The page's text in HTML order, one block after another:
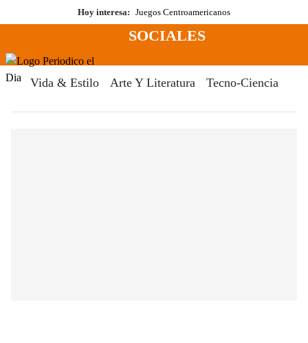
al
Hoy interesa: Juegos Centroamericanos
Menú
SOCIALES
Vida & Estilo Arte Y Literatura Tecno-Ciencia